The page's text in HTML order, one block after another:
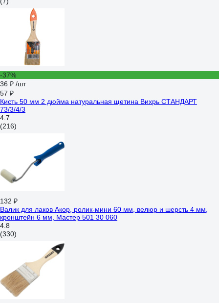
-37%
36 ₽ /шт
57 ₽
Кисть 50 мм 2 дюйма натуральная щетина Вихрь СТАНДАРТ
73/3/4/3
4.7
(216)
132 ₽
Валик для лаков Акор, ролик-мини 60 мм, велюр и шерсть 4 мм,
кронштейн 6 мм, Мастер 501 30 060
4.8
(330)